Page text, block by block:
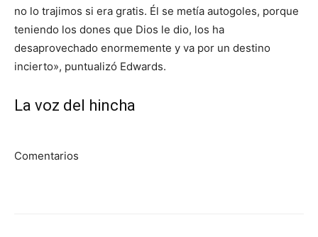
no lo trajimos si era gratis. Él se metía autogoles, porque
teniendo los dones que Dios le dio, los ha
desaprovechado enormemente y va por un destino
incierto», puntualizó Edwards.
La voz del hincha
Comentarios